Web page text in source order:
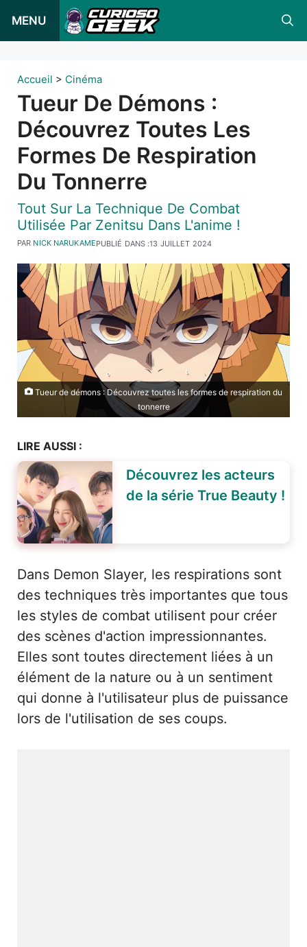
MENU
Accueil > Cinéma
Tueur De Démons :
Découvrez Toutes Les
Formes De Respiration
Du Tonnerre
Tout Sur La Technique De Combat
Utilisée Par Zenitsu Dans L'anime !
PUBLIÉ DANS :13 JUILLET 2024
PAR NICK NARUKAME
Tueur de démons : Découvrez toutes les formes de respiration du
tonnerre
LIRE AUSSI :
Découvrez les acteurs
de la série True Beauty !
Dans Demon Slayer, les respirations sont
des techniques très importantes que tous
les styles de combat utilisent pour créer
des scènes d'action impressionnantes.
Elles sont toutes directement liées à un
élément de la nature ou à un sentiment
qui donne à l'utilisateur plus de puissance
lors de l'utilisation de ses coups.